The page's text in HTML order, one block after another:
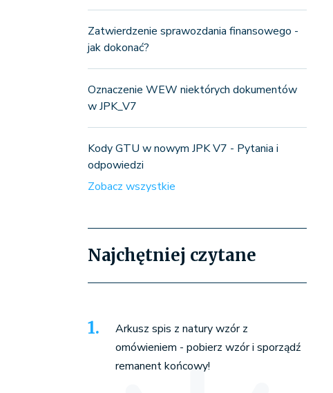
Zatwierdzenie sprawozdania finansowego -
jak dokonać?
Oznaczenie WEW niektórych dokumentów
w JPK_V7
Kody GTU w nowym JPK V7 - Pytania i
odpowiedzi
Zobacz wszystkie
Najchętniej czytane
Arkusz spis z natury wzór z
omówieniem - pobierz wzór i sporządź
remanent końcowy!